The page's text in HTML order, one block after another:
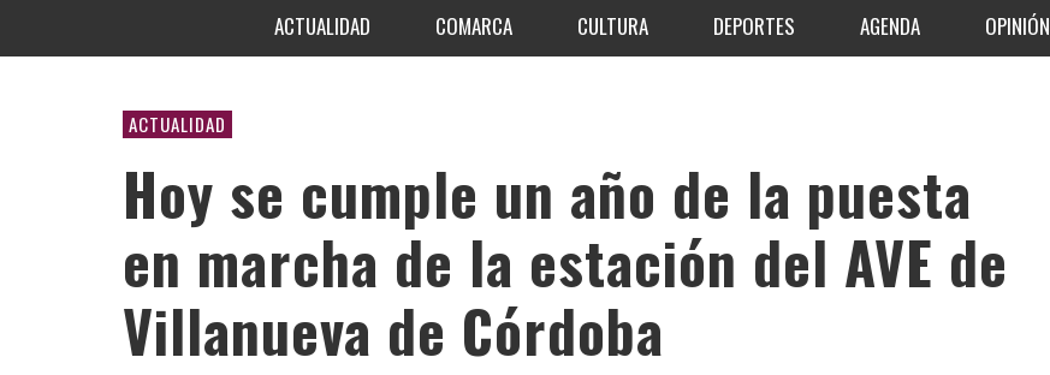
ACTUALIDAD COMARCA CULTURA DEPORTES AGENDA OPINIÓN
ACTUALIDAD
Hoy se cumple un año de la puesta
en marcha de la estación del AVE de
Villanueva de Córdoba